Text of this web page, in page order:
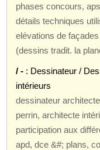
phases concours,
détails techniques
elévations de
(dessins tradit. la
/ - : Dessinateur /
intérieurs
dessinateur
perrin, architecte
participation aux
apd, dce &#; plans,